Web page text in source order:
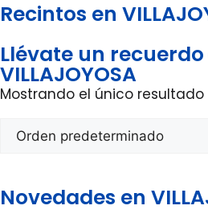
Recintos en
Llévate un
VILLAJOYOSA
Mostrando el único resultado
Novedades en